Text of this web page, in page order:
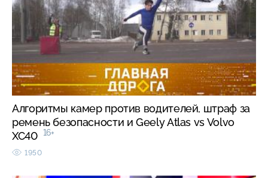
Алгоритмы камер против водителей, штраф за
ремень безопасности и Geely Atlas vs Volvo
XC40 16+
1950